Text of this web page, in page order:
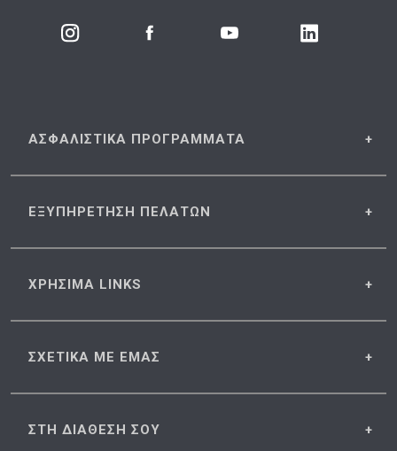
ΑΣΦΑΛΙΣΤΙΚΑ ΠΡΟΓΡΑΜΜΑΤΑ
ΕΞΥΠΗΡΕΤΗΣΗ ΠΕΛΑΤΩΝ
ΧΡΗΣΙΜΑ LINKS
ΣΧΕΤΙΚΑ ΜΕ ΕΜΑΣ
ΣΤΗ ΔΙΑΘΕΣΗ ΣΟΥ